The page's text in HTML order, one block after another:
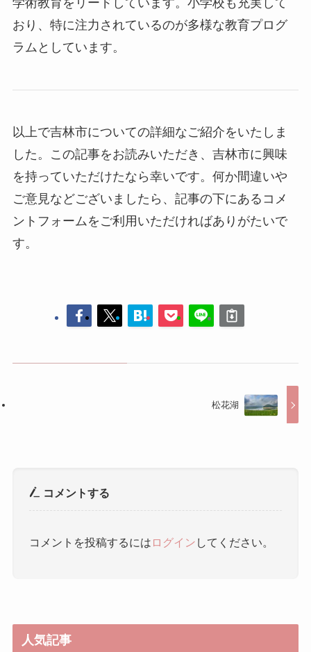
おり、特に注力されているのが多様な教育プログ
ラムとしています。
以上で吉林市についての詳細なご紹介をいたしま
した。この記事をお読みいただき、吉林市に興味
を持っていただけたなら幸いです。何か間違いや
ご意見などございましたら、記事の下にあるコメ
ントフォームをご利用いただければありがたいで
す。
松花湖
コメントする
コメントを投稿するには ログイン してください。
人気記事